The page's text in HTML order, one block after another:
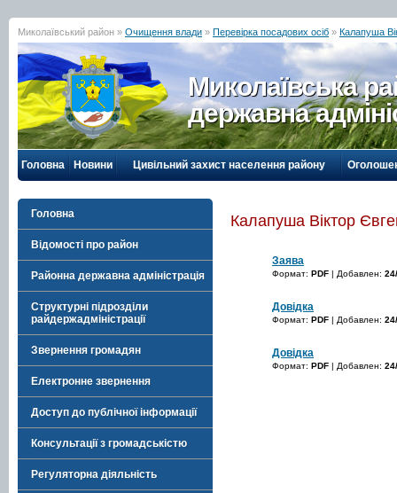
Миколаївський район » Очищення влади » Перевірка посадових осіб » Калапуша
Миколаївська
державна
Головна Новини Цивільний захист населення району
Головна
Відомості про район
Районна державна адміністрація
Структурні підрозділи
райдержадміністрації
Звернення громадян
Електронне звернення
Доступ до публічної інформації
Консультації з громадськістю
Регуляторна діяльність
Калапуша Віктор
Заява
Формат: PDF | Добавлен:
Довідка
Формат: PDF | Добавлен:
Довідка
Формат: PDF | Добавлен: